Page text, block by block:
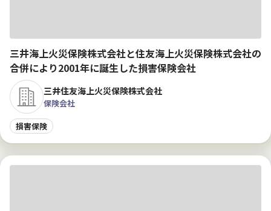
三井海上火災保険株式会社と住友海上火災保険株式会社の
合併により2001年に誕生した損害保険会社
三井住友海上火災保険株式会社
保険会社
損害保険